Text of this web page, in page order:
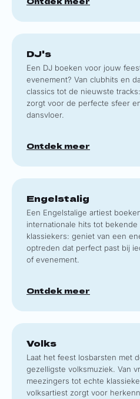
DJ's
Een DJ boeken voor jouw
evenement? Van clubhits en
classics tot de nieuwste
zorgt voor de perfecte sfeer
dansvloer.
Ontdek meer
Engelstalig
Een Engelstalige artiest
internationale hits tot bekende
klassiekers: geniet van een
optreden dat perfect past bij
of evenement.
Ontdek meer
Volks
Laat het feest losbarsten met
gezelligste volksmuziek. Van
meezingers tot echte
volksartiest zorgt voor